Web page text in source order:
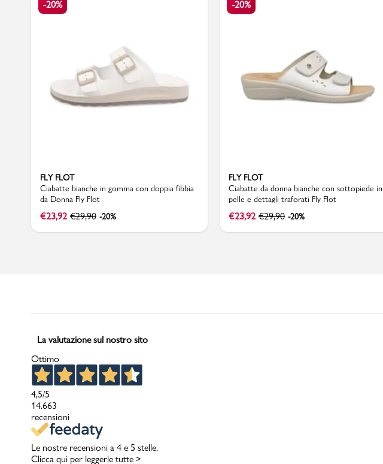
Promo & News
pcard
Gift card
-20%
FLY FLOT
Ciabatte bianche in gomma con doppia fibbia
da Donna Fly Flot
€23,92 €29,90 -20%
-20%
FLY FLOT
Ciabatte da donna bianche con sottopiede in
pelle e dettagli traforati Fly Flot
€23,92 €29,90 -20%
La valutazione sul nostro sito
Ottimo
4,5/5
14.663
recensioni
Le nostre recensioni a 4 e 5 stelle.
Clicca qui per leggerle tutte >